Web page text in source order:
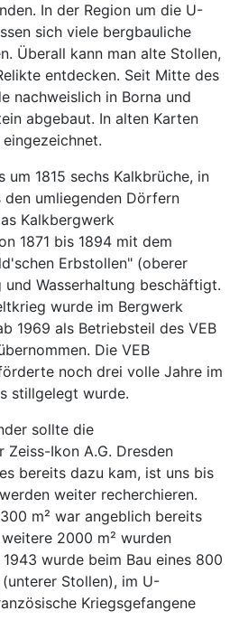
In der Region um die U-
sich viele bergbauliche
Überall kann man alte Stollen,
entdecken. Seit Mitte des
nachweislich in Borna und
abgebaut. In alten Karten
um 1815 sechs Kalkbrüche, in
umliegenden Dörfern
Kalkbergwerk
1871 bis 1894 mit dem
Erbstollen" (oberer
Wasserhaltung beschäftigt.
wurde im Bergwerk
1969 als Betriebsteil des VEB
Die VEB
noch drei volle Jahre im
stillgelegt wurde.
sollte die
Zeiss-Ikon A.G. Dresden
bereits dazu kam, ist uns bis
weiter recherchieren.
m² war angeblich bereits
2000 m² wurden
wurde beim Bau eines 800
Stollen), im U-
Kriegsgefangene